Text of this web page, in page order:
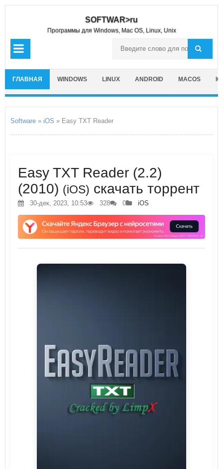
SOFTWAR>ru
Программы для Windows, Mac OS, Linux, Unix
ГЛАВНАЯ WINDOWS LINUX ANDROID MACOS
Software » iOS » Easy TXT Reader
Easy TXT Reader (2.2)
(2010) (iOS) скачать торрент
30-дек, 2023, 10:53 328 0 iOS